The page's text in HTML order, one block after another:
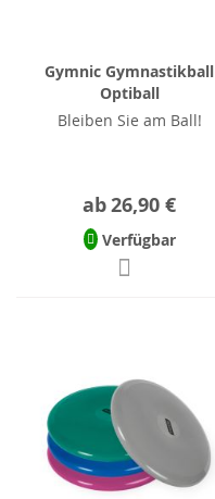
Gymnic Gymnastikball
Optiball
Bleiben Sie am Ball!
ab26,90 €
Verfügbar